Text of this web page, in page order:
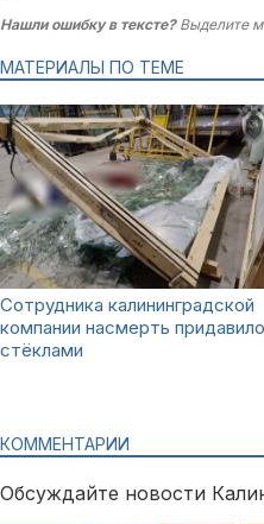
Нашли ошибку в тексте?Выделите
МАТЕРИАЛЫ ПО ТЕМЕ
Сотрудника калининградской
компании насмерть придавило
стёклами
КОММЕНТАРИИ
Обсуждайте новости